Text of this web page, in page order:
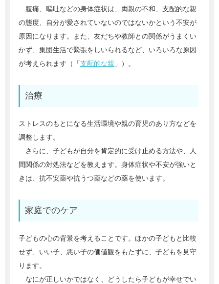
腹痛、嘔吐などの身体症状は、両親の不和、支配的な親
の態度、自分が愛されていないのではないかという不安が
原因になります。また、友だちや教師との関係がうまくい
かず、集団生活で緊張をしいられるなど、いろいろな原因
が考えられます（「支配的な親 」）。
治療
ストレスのもとになる生活環境や親の育児のあり方などを
調整します。
さらに、子どもが自分を肯定的に受け止める方法や、人
間関係の対処法などを教えます。身体症状や不安が強いと
きは、抗不安薬や抗うつ薬などの薬を使います。
家庭でのケア
子どもの心の背景を考えることです。ほかの子どもと比較
せず、いい子、悪い子の価値観をもたずに、子どもを見守
ります。
なにが正しいかではなく、どうしたら子どもが幸せでい